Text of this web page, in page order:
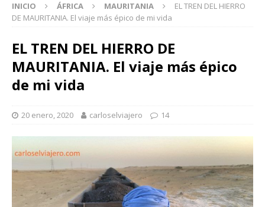
INICIO ÁFRICA MAURITANIA
EL TREN DEL HIERRO
DE MAURITANIA. El viaje más épico de mi vida
EL TREN DEL HIERRO DE
MAURITANIA. El viaje más épico
de mi vida
20 enero, 2020 carloselviajero 14